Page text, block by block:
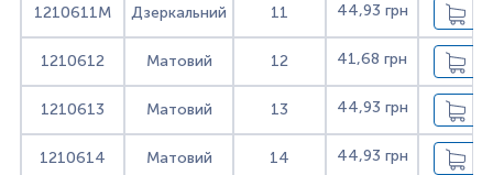
1210611M Дзеркальний 11 44,93 грн
1210612 Матовий 12 41,68 грн
1210613 Матовий 13 44,93 грн
1210614 Матовий 14 44,93 грн